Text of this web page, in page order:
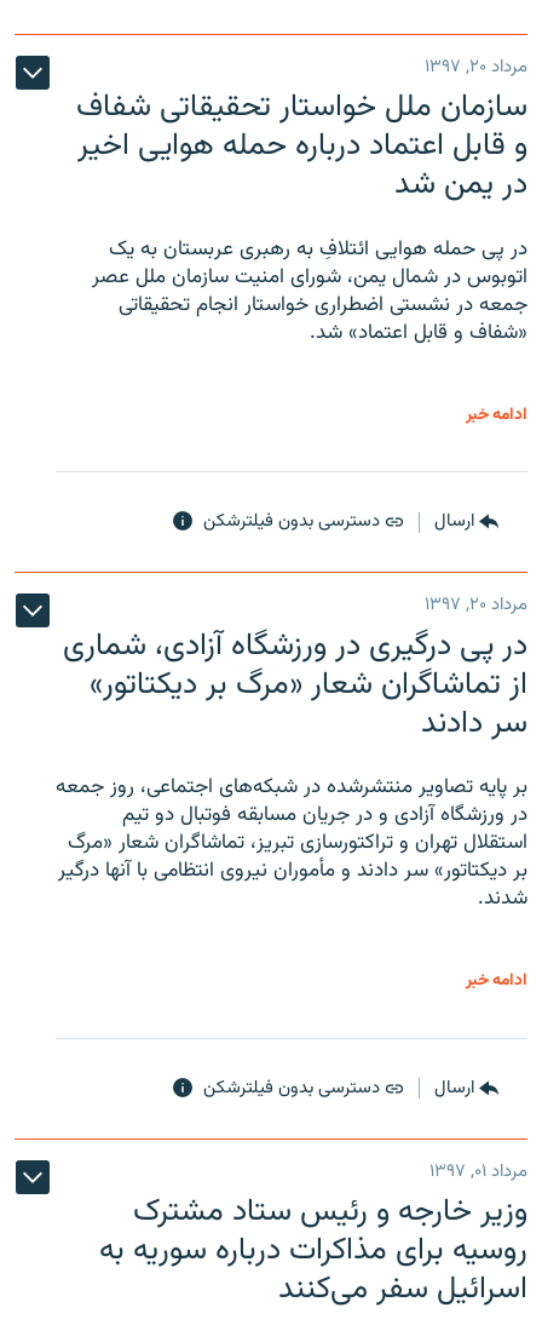
مرداد ۲۰, ۱۳۹۷
سازمان ملل خواستار تحقیقاتی شفاف
و قابل اعتماد درباره حمله هوایی اخیر
در یمن شد
در پی حمله هوایی ائتلافِ به رهبری عربستان به یک
اتوبوس در شمال یمن، شورای امنیت سازمان ملل عصر
جمعه در نشستی اضطراری خواستار انجام تحقیقاتی
«شفاف و قابل اعتماد» شد.
ادامه خبر
ارسال دسترسی بدون فیلترشکن
مرداد ۲۰, ۱۳۹۷
در پی درگیری در ورزشگاه آزادی، شماری
از تماشاگران شعار «مرگ بر دیکتاتور»
سر دادند
بر پایه تصاویر منتشرشده در شبکه‌های اجتماعی، روز جمعه
در ورزشگاه آزادی و در جریان مسابقه فوتبال دو تیم
استقلال تهران و تراکتورسازی تبریز، تماشاگران شعار «مرگ
بر دیکتاتور» سر دادند و مأموران نیروی انتظامی با آنها درگیر
شدند.
ادامه خبر
ارسال دسترسی بدون فیلترشکن
مرداد ۰۱, ۱۳۹۷
وزیر خارجه و رئیس‌ ستاد مشترک
روسیه برای مذاکرات درباره سوریه به
اسرائیل سفر می‌کنند